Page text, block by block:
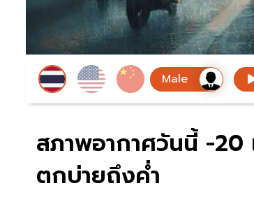
สภาพอากาศวันนี้ -
ตกบ่ายถึงค่ำ